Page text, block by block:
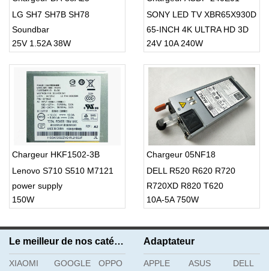
LG SH7 SH7B SH78
Soundbar
25V 1.52A 38W
SONY LED TV XBR65X930D
65-INCH 4K ULTRA HD 3D
SMART TV USB Cable
24V 10A 240W
Chargeur HKF1502-3B
Lenovo S710 S510 M7121
power supply
150W
Chargeur 05NF18
DELL R520 R620 R720
R720XD R820 T620
10A-5A 750W
Le meilleur de nos catégories
XIAOMI GOOGLE
OPPO
Adaptateur
APPLE ASUS
DELL